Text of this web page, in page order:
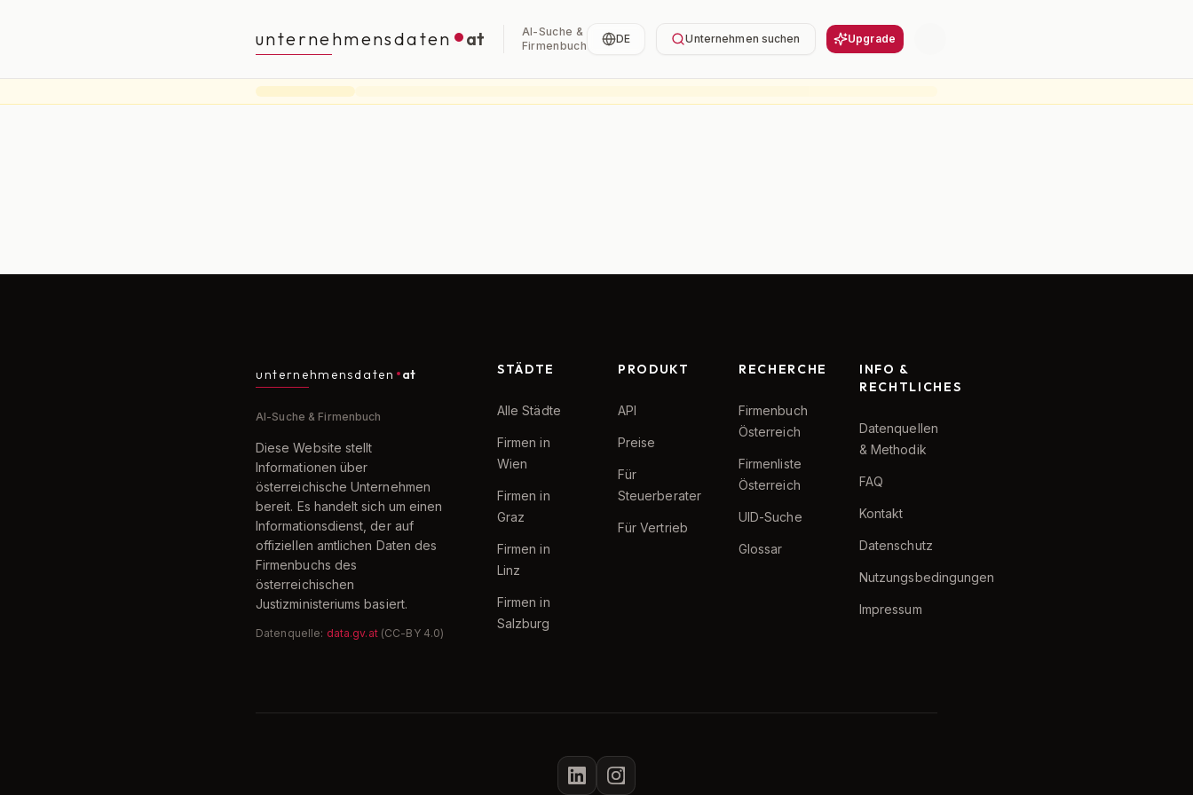
unternehmensdaten at
AI-Suche &
Firmenbuch
DE Unternehmen suchen Upgrade
unternehmensdaten at
AI-Suche & Firmenbuch
Diese Website stellt
Informationen über
österreichische Unternehmen
bereit. Es handelt sich um einen
Informationsdienst, der auf
offiziellen amtlichen Daten des
Firmenbuchs des
österreichischen
Justizministeriums basiert.
Datenquelle: data.gv.at (CC-BY 4.0)
STÄDTE
Alle Städte
Firmen in
Wien
Firmen in
Graz
Firmen in
Linz
Firmen in
Salzburg
PRODUKT
API
Preise
Für
Steuerberater
Für Vertrieb
RECHERCHE
Firmenbuch
Österreich
Firmenliste
Österreich
UID-Suche
Glossar
INFO &
RECHTLICHES
Datenquellen
& Methodik
FAQ
Kontakt
Datenschutz
Nutzungsbedingungen
Impressum